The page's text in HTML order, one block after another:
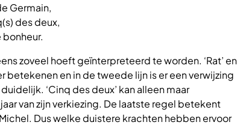
Germain,
des deux,
bonheur.
zoveel hoeft geïnterpreteerd te worden. ‘Rat’ en
betekenen en in de tweede lijn is er een verwijzing
‘Cinq des deux’ kan alleen maar
van zijn verkiezing. De laatste regel betekent
Dus welke duistere krachten hebben ervoor